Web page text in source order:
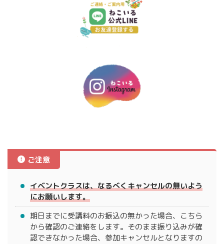
ご注意
イベントクラスは、なるべくキャンセルの無いよう
にお願いします。
期日までに受講料のお振込の無かった場合、こちら
から確認のご連絡をします。そのまま振り込みが確
認できなかった場合、参加キャンセルとなりますの